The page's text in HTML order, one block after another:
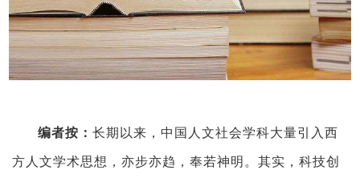
编者按： 长期以来，中国人文社会学科大量引入西
方人文学术思想，亦步亦趋，奉若神明。其实，科技创